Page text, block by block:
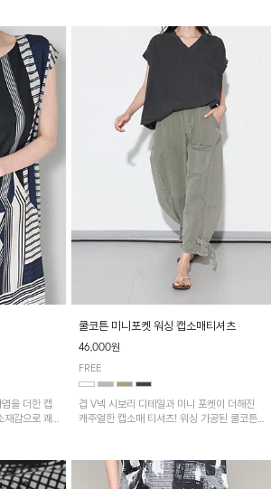
을 더한 캡
재감으로 쾌
쿨코튼 미니포켓 워싱 캡소매티셔츠
46,000원
FREE
겹 V넥 시보리 디테일과 미니 포켓이 더해진
캐주얼한 캡소매 티셔츠! 워싱 가공된 쿨코튼